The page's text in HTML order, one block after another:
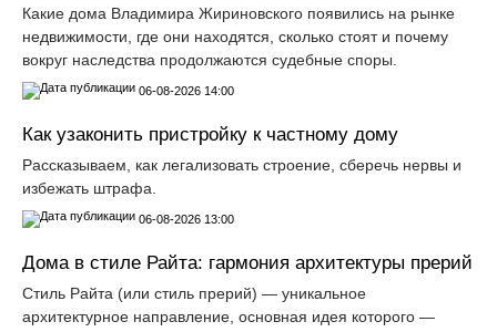
Какие дома Владимира Жириновского появились на рынке
недвижимости, где они находятся, сколько стоят и почему
вокруг наследства продолжаются судебные споры.
06-08-2026 14:00
Как узаконить пристройку к частному дому
Рассказываем, как легализовать строение, сберечь нервы и
избежать штрафа.
06-08-2026 13:00
Дома в стиле Райта: гармония архитектуры прерий
Стиль Райта (или стиль прерий) — уникальное
архитектурное направление, основная идея которого —